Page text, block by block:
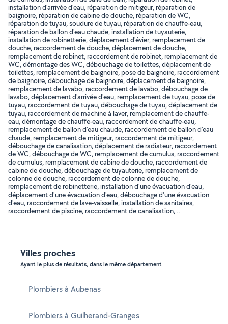
installation d'arrivée d'eau, réparation de mitigeur, réparation de
baignoire, réparation de cabine de douche, réparation de WC,
réparation de tuyau, soudure de tuyau, réparation de chauffe-eau,
réparation de ballon d'eau chaude, installation de tuyauterie,
installation de robinetterie, déplacement d'évier, remplacement de
douche, raccordement de douche, déplacement de douche,
remplacement de robinet, raccordement de robinet, remplacement de
WC, démontage des WC, débouchage de toilettes, déplacement de
toilettes, remplacement de baignoire, pose de baignoire, raccordement
de baignoire, débouchage de baignoire, déplacement de baignoire,
remplacement de lavabo, raccordement de lavabo, débouchage de
lavabo, déplacement d'arrivée d'eau, remplacement de tuyau, pose de
tuyau, raccordement de tuyau, débouchage de tuyau, déplacement de
tuyau, raccordement de machine à laver, remplacement de chauffe-
eau, démontage de chauffe-eau, raccordement de chauffe-eau,
remplacement de ballon d'eau chaude, raccordement de ballon d'eau
chaude, remplacement de mitigeur, raccordement de mitigeur,
débouchage de canalisation, déplacement de radiateur, raccordement
de WC, débouchage de WC, remplacement de cumulus, raccordement
de cumulus, remplacement de cabine de douche, raccordement de
cabine de douche, débouchage de tuyauterie, remplacement de
colonne de douche, raccordement de colonne de douche,
remplacement de robinetterie, installation d'une évacuation d'eau,
déplacement d'une évacuation d'eau, débouchage d'une évacuation
d'eau, raccordement de lave-vaisselle, installation de sanitaires,
raccordement de piscine, raccordement de canalisation, ..
Villes proches
Ayant le plus de résultats, dans le même département
Plombiers à Aubenas
Plombiers à Guilherand-Granges